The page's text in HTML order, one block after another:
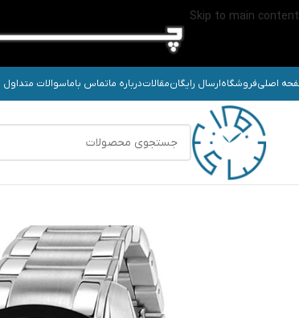
Skip to main content
اصلیفروشگاهارسال رایگانمقالاتدرباره ماتماس باماسوالات متداول